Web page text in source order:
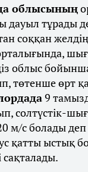
облысының
тұрады
соққан желдің
облыс
төтенше өрт
9
солтүстік-
м/с болады деп
қатты ыстық
сақталады.